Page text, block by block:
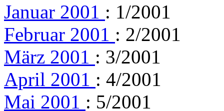
Januar 2001 : 1/2001
Februar 2001 : 2/2001
März 2001 : 3/2001
April 2001 : 4/2001
Mai 2001 : 5/2001